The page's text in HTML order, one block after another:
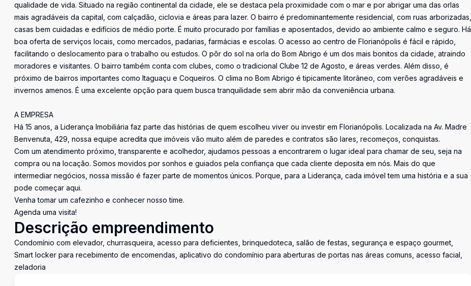
qualidade de vida. Situado na região continental da cidade, ele se destaca pela proximidade com o mar e por abrigar uma das orlas
mais agradáveis da capital, com calçadão, ciclovia e áreas para lazer. O bairro é predominantemente residencial, com ruas arborizadas,
casas bem cuidadas e edifícios de médio porte. É muito procurado por famílias e aposentados, devido ao ambiente calmo e seguro. Há
boa oferta de serviços locais, como mercados, padarias, farmácias e escolas. O acesso ao centro de Florianópolis é fácil e rápido,
facilitando o deslocamento para o trabalho ou estudos. O pôr do sol na orla do Bom Abrigo é um dos mais bonitos da cidade, atraindo
moradores e visitantes. O bairro também conta com clubes, como o tradicional Clube 12 de Agosto, e áreas verdes. Além disso, é
próximo de bairros importantes como Itaguaçu e Coqueiros. O clima no Bom Abrigo é tipicamente litorâneo, com verões agradáveis e
invernos amenos. É uma excelente opção para quem busca tranquilidade sem abrir mão da conveniência urbana.
A EMPRESA
Há 15 anos, a Liderança Imobiliária faz parte das histórias de quem escolheu viver ou investir em Florianópolis. Localizada na Av. Madre
Benvenuta, 429, nossa equipe acredita que imóveis vão muito além de paredes e contratos são lares, recomeços, conquistas.
Com um atendimento próximo, transparente e acolhedor, ajudamos pessoas a encontrarem o lugar ideal para chamar de seu, seja na
compra ou na locação. Somos movidos por sonhos e guiados pela confiança que cada cliente deposita em nós. Mais do que
intermediar negócios, nossa missão é fazer parte de momentos únicos. Porque, para a Liderança, cada imóvel tem uma história e a sua
pode começar aqui.
Venha tomar um cafezinho e conhecer nosso time.
Agenda uma visita!
Descrição empreendimento
Condomínio com elevador, churrasqueira, acesso para deficientes, brinquedoteca, salão de festas, segurança e espaço gourmet,
Smart locker para recebimento de encomendas, aplicativo do condomínio para aberturas de portas nas áreas comuns, acesso facial,
zeladoria